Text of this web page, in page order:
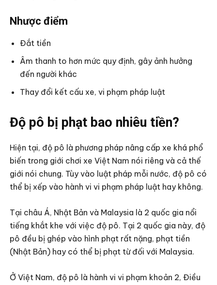
Nhược điểm
Đắt tiền
Âm thanh to hơn mức quy định, gây ảnh hưởng
đến người khác
Thay đổi kết cấu xe, vi phạm pháp luật
Độ pô bị phạt bao nhiêu tiền?
Hiện tại, độ pô là phương pháp nâng cấp xe khá phổ
biến trong giới chơi xe Việt Nam nói riêng và cả thế
giới nói chung. Tùy vào luật pháp mỗi nước, độ pô có
thể bị xếp vào hành vi vi phạm pháp luật hay không.
Tại châu Á, Nhật Bản và Malaysia là 2 quốc gia nổi
tiếng khắt khe với việc độ pô. Tại 2 quốc gia này, độ
pô đều bị ghép vào hình phạt rất nặng, phạt tiền
(Nhật Bản) hay có thể bị phạt từ đối với Malaysia.
Ở Việt Nam, độ pô là hành vi vi phạm khoản 2, Điều